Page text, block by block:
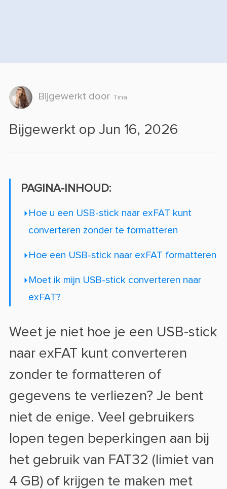
Bijgewerkt door Tina
Bijgewerkt op Jun 16, 2026
PAGINA-INHOUD:
Hoe u een USB-stick naar exFAT kunt
converteren zonder te formatteren
Hoe een USB-stick naar exFAT formatteren
Moet ik mijn USB-stick converteren naar
exFAT?
Weet je niet hoe je een USB-stick
naar exFAT kunt converteren
zonder te formatteren of
gegevens te verliezen? Je bent
niet de enige. Veel gebruikers
lopen tegen beperkingen aan bij
het gebruik van FAT32 (limiet van
4 GB) of krijgen te maken met